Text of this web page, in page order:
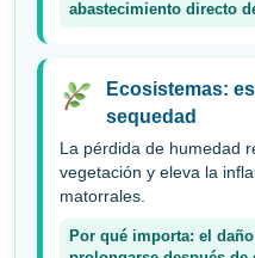
abastecimiento directo
Ecosistemas:
sequedad
La pérdida de humedad
vegetación y eleva la
matorrales.
Por qué importa: el